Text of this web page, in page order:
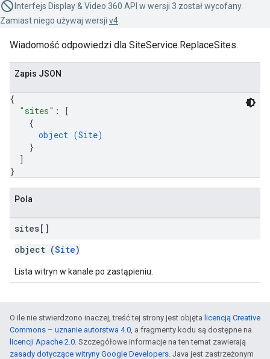
Interfejs Display & Video 360 API w wersji 3 został wycofany.
Zamiast niego używaj wersji v4
Wiadomość odpowiedzi dla SiteService.ReplaceSites.
Zapis JSON
{
"sites" :
[
{
object (Site)
}
]
}
Pola
sites[]
object (Site)
Lista witryn w kanale po zastąpieniu.
O ile nie stwierdzono inaczej, treść tej strony jest objęta licencją Creative
Commons – uznanie autorstwa 4.0, a fragmenty kodu są dostępne na
licencji Apache 2.0. Szczegółowe informacje na ten temat zawierają
zasady dotyczące witryny Google Developers. Java jest zastrzeżonym